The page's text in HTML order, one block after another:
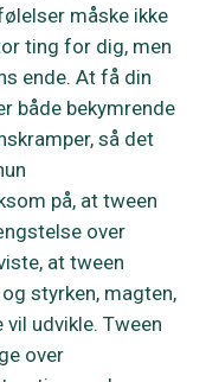
måske ikke
ting for dig, men
ende. At få din
både bekymrende
så det
på, at tween
over
at tween
styrken, magten,
udvikle. Tween
over